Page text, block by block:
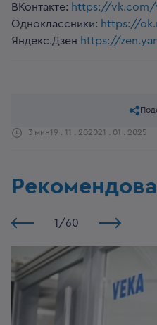
ВКонтакте: https://vk.com/
Одноклассники: https://
Яндекс.Дзен https://
3 мин19 . 11 . 202021 . 01 . 2025
1 /60